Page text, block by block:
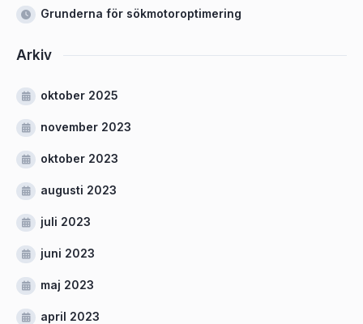
Grunderna för sökmotoroptimering
Arkiv
oktober 2025
november 2023
oktober 2023
augusti 2023
juli 2023
juni 2023
maj 2023
april 2023